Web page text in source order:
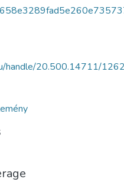
handle/20.500.14711/